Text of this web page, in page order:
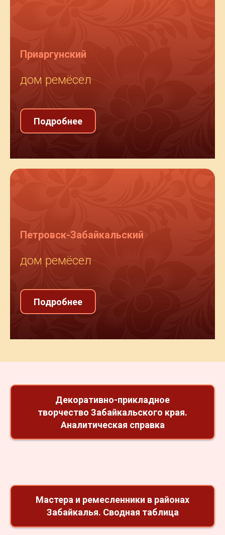
Приаргунский
дом ремёсел
Подробнее
Петровск-Забайкальский
дом ремёсел
Подробнее
Декоративно-прикладное
творчество Забайкальского края.
Аналитическая справка
Мастера и ремесленники в районах
Забайкалья. Сводная таблица